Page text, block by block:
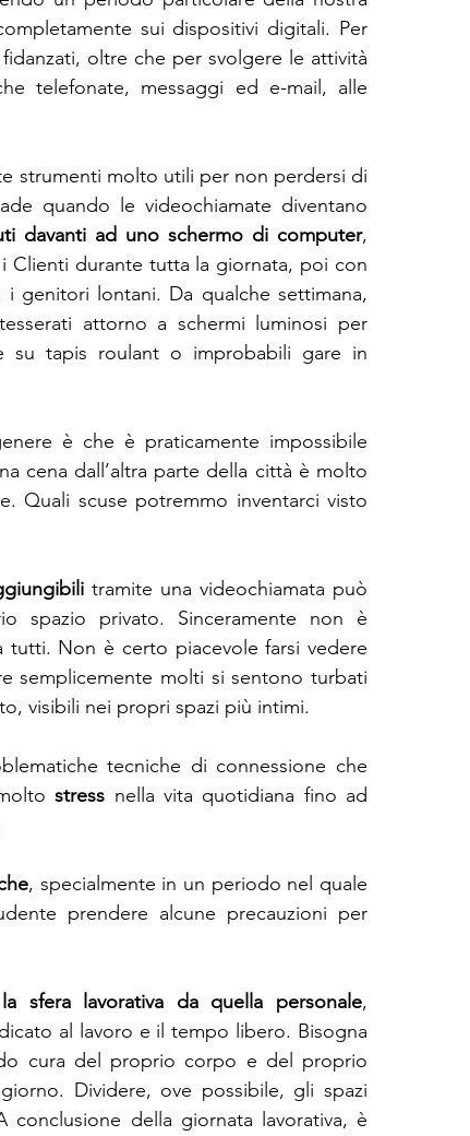
sui dispositivi digitali. Per
oltre che per svolgere le attività
strumenti molto utili per non perdersi di
quando le videochiamate diventano
davanti ad uno schermo di computer,
Clienti durante tutta la giornata, poi con
genitori lontani. Da qualche settimana,
attorno a schermi luminosi per
su tapis roulant o improbabili gare in
è che è praticamente impossibile
cena dall’altra parte della città è molto
Quali scuse potremmo inventarci visto
tramite una videochiamata può
spazio privato. Sinceramente non è
tutti. Non è certo piacevole farsi vedere
semplicemente molti si sentono turbati
visibili nei propri spazi più intimi.
tecniche di connessione che
stress nella vita quotidiana fino ad
, specialmente in un periodo nel quale
prendere alcune precauzioni per
sfera lavorativa da quella personale,
al lavoro e il tempo libero. Bisogna
cura del proprio corpo e del proprio
Dividere, ove possibile, gli spazi
della giornata lavorativa, è